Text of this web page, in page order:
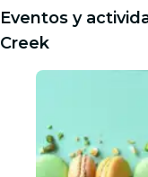
Eventos y
Creek